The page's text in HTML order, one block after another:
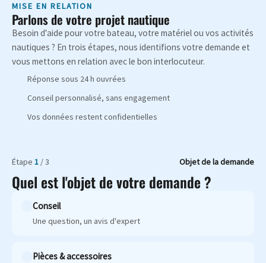
MISE EN RELATION
Parlons de votre projet nautique
Besoin d'aide pour votre bateau, votre matériel ou vos activités
nautiques ? En trois étapes, nous identifions votre demande et
vous mettons en relation avec le bon interlocuteur.
Réponse sous 24 h ouvrées
Conseil personnalisé, sans engagement
Vos données restent confidentielles
Étape 1 / 3 Objet de la demande
Quel est l'objet de votre demande ?
Conseil
Une question, un avis d'expert
Pièces & accessoires